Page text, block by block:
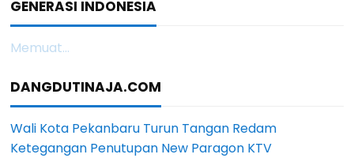
GENERASI INDONESIA
Memuat...
DANGDUTINAJA.COM
Wali Kota Pekanbaru Turun Tangan Redam
Ketegangan Penutupan New Paragon KTV